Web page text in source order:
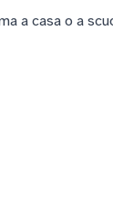
a casa o a